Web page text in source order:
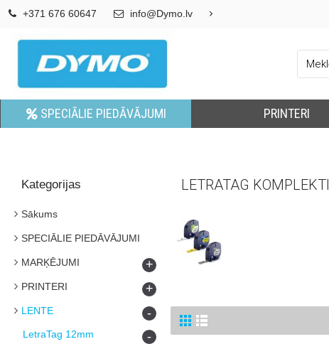
+371 676 60647 info@Dymo.lv
SPECIĀLIE PIEDĀVĀJUMI PRINTERI
Kategorijas
Sākums
SPECIĀLIE PIEDĀVĀJUMI
MARĶĒJUMI +
PRINTERI +
LENTE -
LetraTag 12mm -
LETRATAG KOMPLEKTI